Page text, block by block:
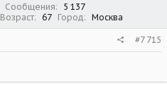
Сообщения
5 137
Возраст 67 Город Москва
#7 715